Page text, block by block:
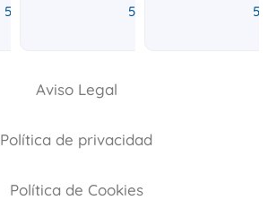
5,00
5,00
Aviso Legal
Política de privacidad
Política de Cookies